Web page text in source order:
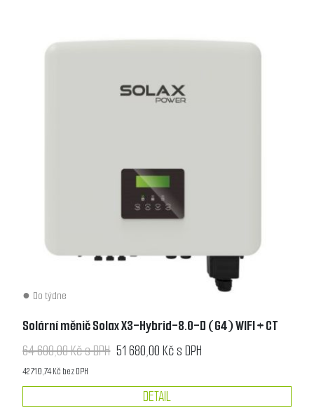
Do týdne
Solární měnič Solax X3-Hybrid-8.0-D (G4) WIFI + CT
64 600,00 Kč s DPH 51 680,00 Kč s DPH
42 710,74 Kč bez DPH
DETAIL